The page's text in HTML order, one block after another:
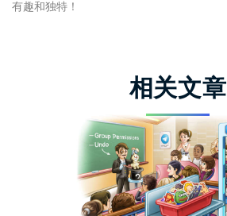
有趣和独特！
相关文章